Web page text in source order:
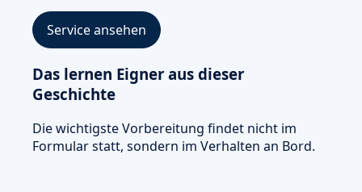
Service ansehen
Das lernen Eigner aus dieser
Geschichte
Die wichtigste Vorbereitung findet nicht im
Formular statt, sondern im Verhalten an Bord.